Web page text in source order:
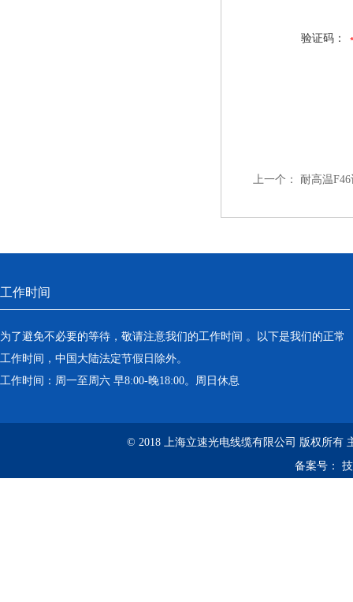
验证码：
上一个： 耐高温
工作时间
为了避免不必要的等待，敬请注意我们的工作时间 。以下是我们的正常
工作时间，中国大陆法定节假日除外。
工作时间：周一至周六 早8:00-晚18:00。周日休息
© 2018 上海立速光电线缆有限公司 版权所有
备案号：